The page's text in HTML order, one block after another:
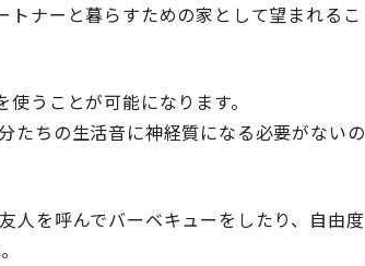
ナーと暮らすための家として望まれるこ
うことが可能になります。
たちの生活音に神経質になる必要がないの
人を呼んでバーベキューをしたり、自由度